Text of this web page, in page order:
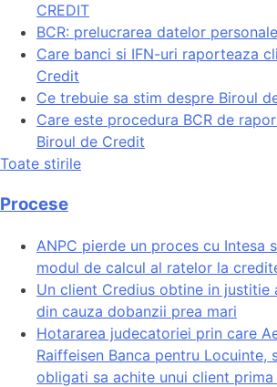
CREDIT
BCR: prelucrarea datelor
Care banci si IFN-uri raporteaza
Credit
Ce trebuie sa stim despre Biroul
Care este procedura BCR de
Biroul de Credit
Toate stirile
Procese
ANPC pierde un proces cu Intesa
modul de calcul al ratelor la
Un client Credius obtine in justitie
din cauza dobanzii prea mari
Hotararea judecatoriei prin care
Raiffeisen Banca pentru Locuinte,
obligati sa achite unui client